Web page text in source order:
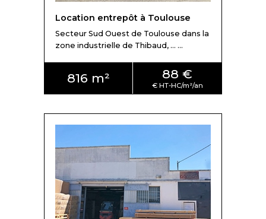
roulant, showroom, sprinklé ou non, grande hauteur,
bardage simple ou double peau, froid positif ou froid
négatif, racks pour l'entreposage... Notre équipe
votre cahier des charges.
Toulouse possède un grand nombre dezones
activité. Le centre-ville étant plutôt dédié aux services et
commerces, l'offre de locaux d'activité y est donc assez
rare. Le manque de surface extérieure est un aussi frein
en centre ville : les parkings se font rares et les aires de
manoeuvres pour poids lourds d'avantage.
Location entrepôt à Toulouse
Secteur Sud Ouest de Toulouse dans la
zone industrielle de Thibaud, ... ...
816 m² 88 €